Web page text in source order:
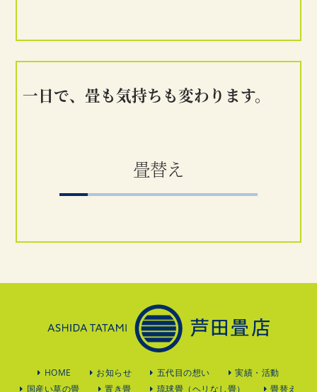
一日で、畳も気持ちも変わります。
畳替え
HOME お知らせ 五代目の想い
実績・活動
国産い草の畳
置き畳 琉球畳（ヘリなし畳） 畳替え